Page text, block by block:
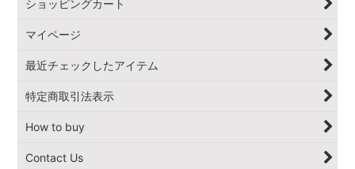
ショッピングカート
マイページ
最近チェックしたアイテム
特定商取引法表示
How to buy
Contact Us